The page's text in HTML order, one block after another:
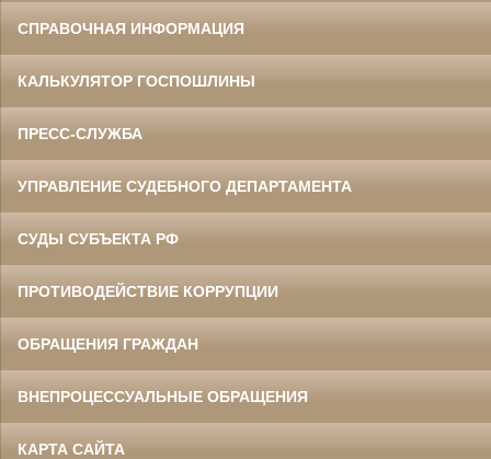
СПРАВОЧНАЯ ИНФОРМАЦИЯ
КАЛЬКУЛЯТОР ГОСПОШЛИНЫ
ПРЕСС-СЛУЖБА
УПРАВЛЕНИЕ СУДЕБНОГО ДЕПАРТАМЕНТА
СУДЫ СУБЪЕКТА РФ
ПРОТИВОДЕЙСТВИЕ КОРРУПЦИИ
ОБРАЩЕНИЯ ГРАЖДАН
ВНЕПРОЦЕССУАЛЬНЫЕ ОБРАЩЕНИЯ
КАРТА САЙТА